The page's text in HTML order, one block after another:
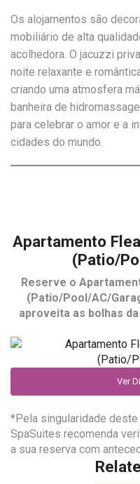
Os alojamentos são
mobiliário de alta
acolhedora. O jacuzzi
noite relaxante e
criando uma atmosfera
banheira de
para celebrar o amor e a
cidades do mundo.
Apartamento
(Patio/
Reserve o
(Patio/Pool/AC/
aproveita as bolhas
Ver
*Pela singularidade
SpaSuites recomenda
a sua reserva com